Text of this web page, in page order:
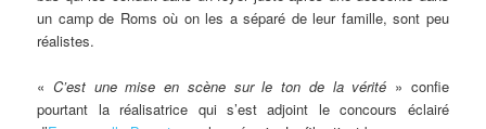
un camp de Roms où on les a séparé de leur famille, sont peu
réalistes.
« C’est une mise en scène sur le ton de la vérité » confie
pourtant la réalisatrice qui s’est adjoint le concours éclairé